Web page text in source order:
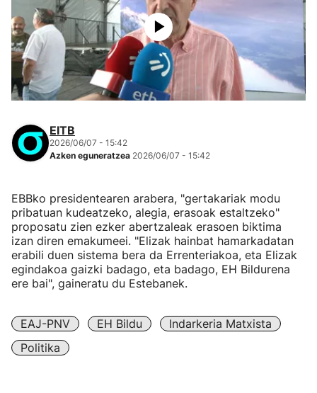
EITB
2026/06/07 - 15:42
Azken eguneratzea 2026/06/07 - 15:42
EBBko presidentearen arabera, "gertakariak modu
pribatuan kudeatzeko, alegia, erasoak estaltzeko"
proposatu zien ezker abertzaleak erasoen biktima
izan diren emakumeei. "Elizak hainbat hamarkadatan
erabili duen sistema bera da Errenteriakoa, eta Elizak
egindakoa gaizki badago, eta badago, EH Bildurena
ere bai", gaineratu du Estebanek.
EAJ-PNV EH Bildu
Indarkeria Matxista
Politika